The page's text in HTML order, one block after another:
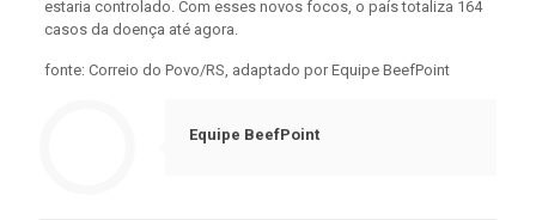
estaria controlado. Com esses novos focos, o país totaliza 164
casos da doença até agora.
fonte: Correio do Povo/RS, adaptado por Equipe BeefPoint
Equipe BeefPoint